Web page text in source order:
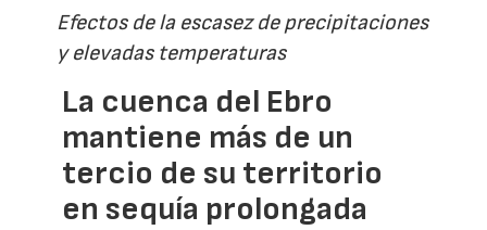
Efectos de la escasez de precipitaciones
y elevadas temperaturas
La cuenca del Ebro
mantiene más de un
tercio de su territorio
en sequía prolongada